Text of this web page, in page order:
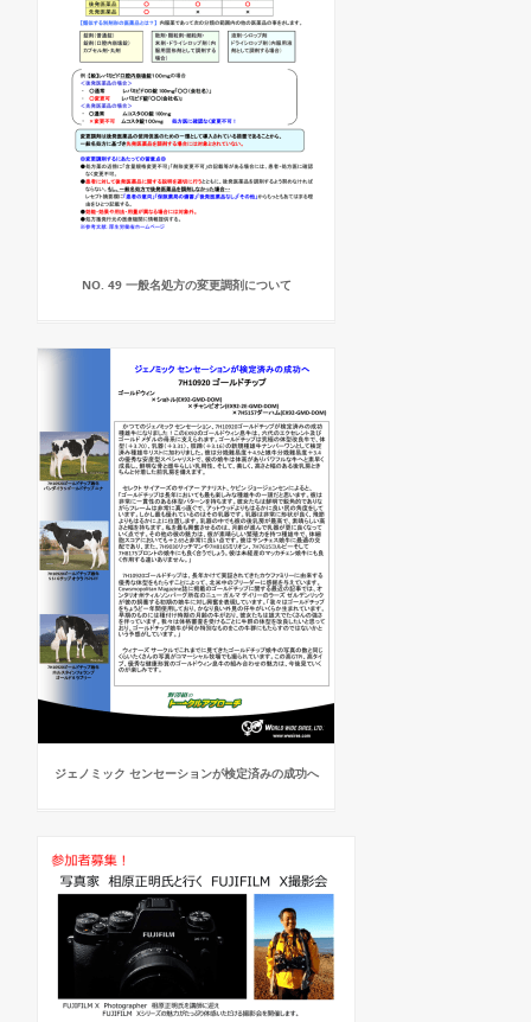
NO. 49 一般名処方の変更調剤について
ジェノミック センセーションが検定済みの成功へ